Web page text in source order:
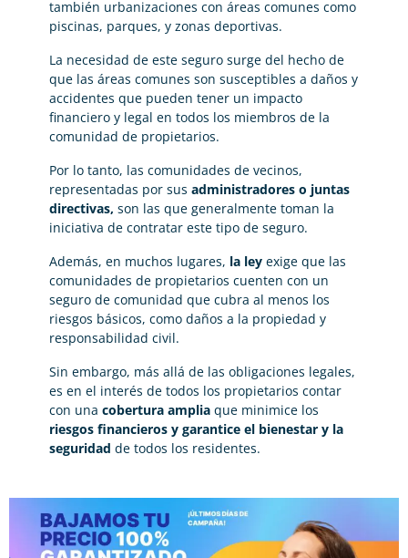
también urbanizaciones con áreas comunes como
piscinas, parques, y zonas deportivas.
La necesidad de este seguro surge del hecho de
que las áreas comunes son susceptibles a daños y
accidentes que pueden tener un impacto
financiero y legal en todos los miembros de la
comunidad de propietarios.
Por lo tanto, las comunidades de vecinos,
representadas por sus administradores o juntas
directivas, son las que generalmente toman la
iniciativa de contratar este tipo de seguro.
Además, en muchos lugares, la ley exige que las
comunidades de propietarios cuenten con un
seguro de comunidad que cubra al menos los
riesgos básicos, como daños a la propiedad y
responsabilidad civil.
Sin embargo, más allá de las obligaciones legales,
es en el interés de todos los propietarios contar
con una cobertura amplia que minimice los
riesgos financieros y garantice el bienestar y la
seguridad de todos los residentes.